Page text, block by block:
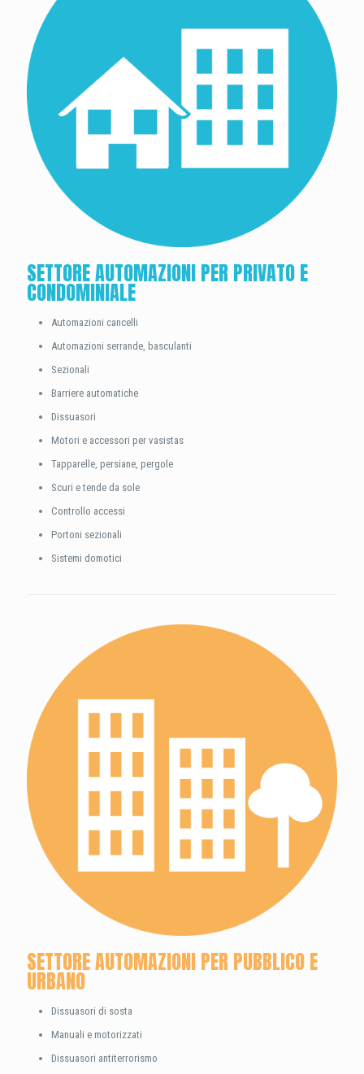
SETTORE AUTOMAZIONI PER PRIVATO E
CONDOMINIALE
Automazioni cancelli
Automazioni serrande, basculanti
Sezionali
Barriere automatiche
Dissuasori
Motori e accessori per vasistas
Tapparelle, persiane, pergole
Scuri e tende da sole
Controllo accessi
Portoni sezionali
Sistemi domotici
SETTORE AUTOMAZIONI PER PUBBLICO E
URBANO
Dissuasori di sosta
Manuali e motorizzati
Dissuasori antiterrorismo